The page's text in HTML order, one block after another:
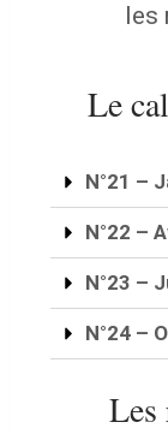
les
Le
N°21 –
N°22 –
N°23 –
N°24 –
Les